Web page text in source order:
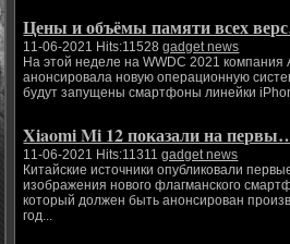
Цены и объёмы памяти всех
11-06-2021 Hits:11528gadget news
На этой неделе на WWDC 2021
анонсировала новую операционную
Xiaomi Mi 12 показали на
11-06-2021 Hits:11311gadget news
Китайские источники опубликовали
изображения нового флагманского
который должен быть анонсирован
год...